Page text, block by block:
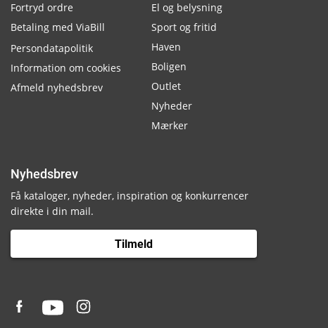
Fortryd ordre
Betaling med ViaBill
Persondatapolitik
Information om cookies
Afmeld nyhedsbrev
El og belysning
Sport og fritid
Haven
Boligen
Outlet
Nyheder
Mærker
Nyhedsbrev
Få kataloger, nyheder, inspiration og konkurrencer
direkte i din mail.
Tilmeld